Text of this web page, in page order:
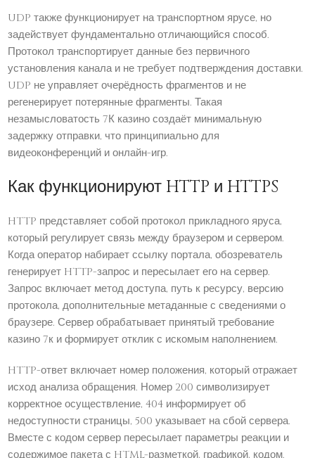
UDP также функционирует на транспортном ярусе, но
задействует фундаментально отличающийся способ.
Протокол транспортирует данные без первичного
установления канала и не требует подтверждения доставки.
UDP не управляет очерёдность фрагментов и не
регенерирует потерянные фрагменты. Такая
незамысловатость 7К казино создаёт минимальную
задержку отправки, что принципиально для
видеоконференций и онлайн-игр.
Как функционируют HTTP и HTTPS
HTTP представляет собой протокол прикладного яруса,
который регулирует связь между браузером и сервером.
Когда оператор набирает ссылку портала, обозреватель
генерирует HTTP-запрос и пересылает его на сервер.
Запрос включает метод доступа, путь к ресурсу, версию
протокола, дополнительные метаданные с сведениями о
браузере. Сервер обрабатывает принятый требование
казино 7к и формирует отклик с искомым наполнением.
HTTP-ответ включает номер положения, который отражает
исход анализа обращения. Номер 200 символизирует
корректное осуществление, 404 информирует об
недоступности страницы, 500 указывает на сбой сервера.
Вместе с кодом сервер пересылает параметры реакции и